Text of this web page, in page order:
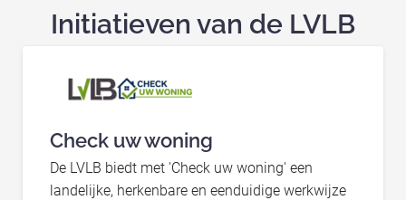
Initiatieven van de LVLB
Check uw woning
De LVLB biedt met 'Check uw woning' een
landelijke, herkenbare en eenduidige werkwijze